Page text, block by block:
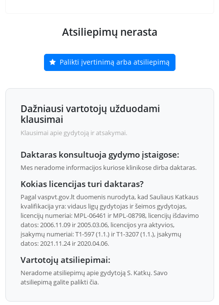
Atsiliepimų nerasta
Palikti įvertinimą arba atsiliepimą
Dažniausi vartotojų užduodami
klausimai
Klausimai apie gydytoją ir atsakymai.
Daktaras konsultuoja gydymo įstaigose:
Mes neradome informacijos kuriose klinikose dirba daktaras.
Kokias licencijas turi daktaras?
Pagal vaspvt.gov.lt duomenis nurodyta, kad Sauliaus Katkaus
kvalifikacija yra: vidaus ligų gydytojas ir šeimos gydytojas,
licencijų numeriai: MPL-06461 ir MPL-08798, licencijų išdavimo
datos: 2006.11.09 ir 2005.03.06, licencijos yra aktyvios,
įsakymų numeriai: T1-597 (1.1.) ir T1-3207 (1.1.), įsakymų
datos: 2021.11.24 ir 2020.04.06.
Vartotojų atsiliepimai:
Neradome atsiliepimų apie gydytoją S. Katkų. Savo
atsiliepimą galite palikti čia.